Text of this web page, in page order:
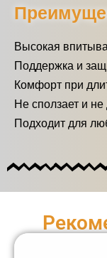
Высокая
Поддержка и
Комфорт при
Не сползает и не
Подходит для